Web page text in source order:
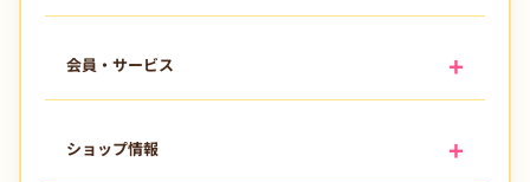
会員・サービス
ショップ情報